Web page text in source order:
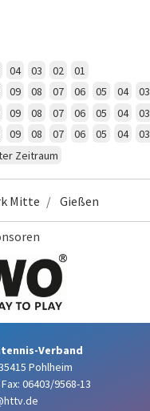
04 03 02 01
09 08 07 06 05 04 03
09 08 07 06 05 04 03
09 08 07 06 05 04 03
Zeitraum
Mitte Gießen
Verband
Pohlheim
Fax: 06403/9568-13